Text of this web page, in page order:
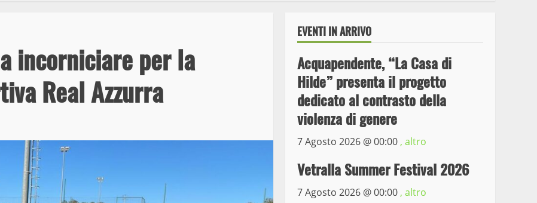
incorniciare per la
Real Azzurra
EVENTI IN ARRIVO
Acquapendente, “La Casa di
Hilde” presenta il progetto
dedicato al contrasto della
violenza di genere
7 Agosto 2026 @00:00 , altro
Vetralla Summer Festival 2026
7 Agosto 2026 @00:00 , altro
3
Wiplanet Baseball supera
9 Maggio 2023